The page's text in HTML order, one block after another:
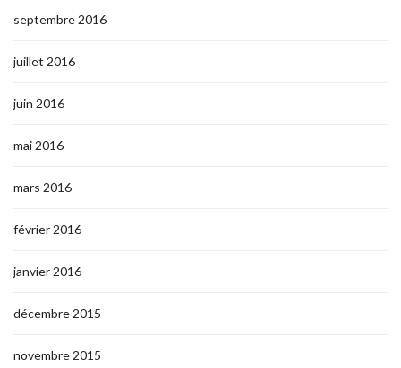
septembre 2016
juillet 2016
juin 2016
mai 2016
mars 2016
février 2016
janvier 2016
décembre 2015
novembre 2015